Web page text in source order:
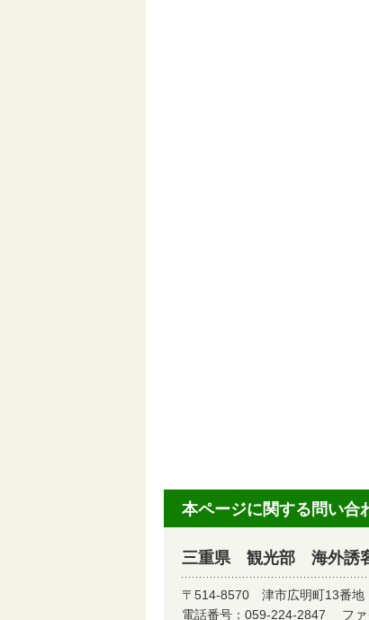
本ページに関する問い合
三重県 観光部 海外誘
〒514-8570 津市広明町13番地
電話番号： 059-224-2847 フ